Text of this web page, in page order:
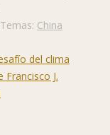
Temas: China